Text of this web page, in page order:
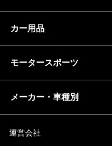
カー用品
モータースポーツ
メーカー・車種別
運営会社